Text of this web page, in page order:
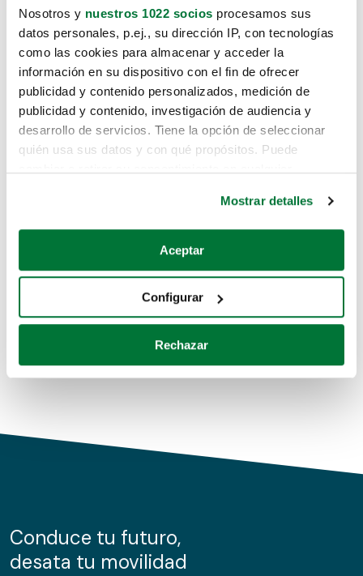
Nosotros y nuestros 1022 socios procesamos sus
datos personales, p.ej., su dirección IP, con tecnologías
como las cookies para almacenar y acceder la
información en su dispositivo con el fin de ofrecer
publicidad y contenido personalizados, medición de
publicidad y contenido, investigación de audiencia y
desarrollo de servicios. Tiene la opción de seleccionar
quién usa sus datos y con qué propósitos. Puede
Si lo permite, también quisiéramos:
Recopilar información sobre su ubicación geográfica
Identificar su dispositivo analizándolo activamente
para buscar características específicas (huellas
Obtenga más información sobre cómo se procesan sus
de cookies.
información sobre el uso que haga del sitio web con
nuestros partners de redes sociales, publicidad y análisis
Mostrar detalles
Aceptar
Configurar
Rechazar
Lo sentimos, no sabemos como
te hemos traido hasta aquí.
Pero puedes encontrar el coche que estás
buscando en alguno de estos enlaces:
Coches de segunda mano
Coches de km0
Conduce tu futuro,
desata tu movilidad